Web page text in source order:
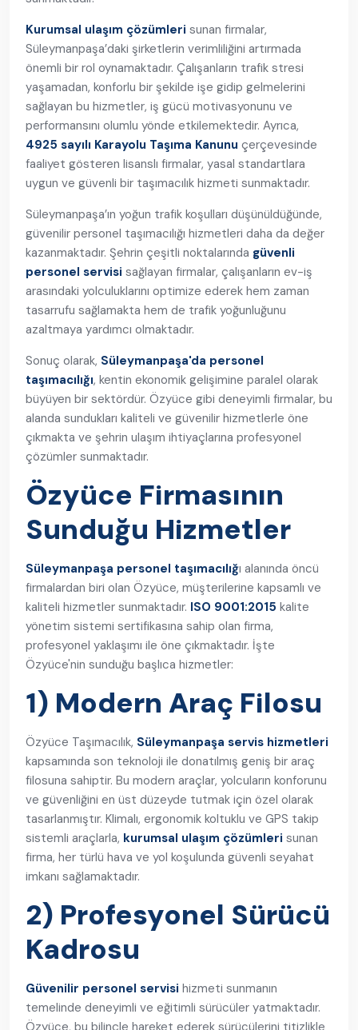
Kurumsal ulaşım çözümleri sunan firmalar,
Süleymanpaşa’daki şirketlerin verimliliğini artırmada
önemli bir rol oynamaktadır. Çalışanların trafik stresi
yaşamadan, konforlu bir şekilde işe gidip gelmelerini
sağlayan bu hizmetler, iş gücü motivasyonunu ve
performansını olumlu yönde etkilemektedir. Ayrıca,
4925 sayılı Karayolu Taşıma Kanunu çerçevesinde
faaliyet gösteren lisanslı firmalar, yasal standartlara
uygun ve güvenli bir taşımacılık hizmeti sunmaktadır.
Süleymanpaşa’ın yoğun trafik koşulları düşünüldüğünde,
güvenilir personel taşımacılığı hizmetleri daha da değer
kazanmaktadır. Şehrin çeşitli noktalarında güvenli
personel servisi sağlayan firmalar, çalışanların ev-iş
arasındaki yolculuklarını optimize ederek hem zaman
tasarrufu sağlamakta hem de trafik yoğunluğunu
azaltmaya yardımcı olmaktadır.
Sonuç olarak, Süleymanpaşa'da personel
taşımacılığı, kentin ekonomik gelişimine paralel olarak
büyüyen bir sektördür. Özyüce gibi deneyimli firmalar, bu
alanda sundukları kaliteli ve güvenilir hizmetlerle öne
çıkmakta ve şehrin ulaşım ihtiyaçlarına profesyonel
çözümler sunmaktadır.
Özyüce Firmasının
Sunduğu Hizmetler
Süleymanpaşa personel taşımacılığı alanında öncü
firmalardan biri olan Özyüce, müşterilerine kapsamlı ve
kaliteli hizmetler sunmaktadır. ISO 9001:2015 kalite
yönetim sistemi sertifikasına sahip olan firma,
profesyonel yaklaşımı ile öne çıkmaktadır. İşte
Özyüce'nin sunduğu başlıca hizmetler:
1) Modern Araç Filosu
Özyüce Taşımacılık, Süleymanpaşa servis hizmetleri
kapsamında son teknoloji ile donatılmış geniş bir araç
filosuna sahiptir. Bu modern araçlar, yolcuların konforunu
ve güvenliğini en üst düzeyde tutmak için özel olarak
tasarlanmıştır. Klimalı, ergonomik koltuklu ve GPS takip
sistemli araçlarla, kurumsal ulaşım çözümleri sunan
firma, her türlü hava ve yol koşulunda güvenli seyahat
imkanı sağlamaktadır.
2) Profesyonel Sürücü
Kadrosu
Güvenilir personel servisi hizmeti sunmanın
temelinde deneyimli ve eğitimli sürücüler yatmaktadır.
Özyüce, bu bilinçle hareket ederek sürücülerini titizlikle